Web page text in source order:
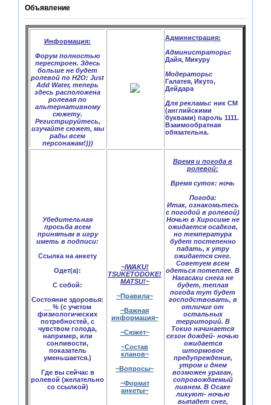
Объявление
Информация:
Форум полностью
перестроен. Здесь
больше не будет
ролевой по H2O: Just
Add Water, теперь
здесь расположена
ролевая по
альтернативному
сюжету.
Регистрируйтесь,
изучайте сюжет, мы
рады всем
персонажам!)))
Администрация:
Администраторы:
Дайя, Микуру
Модераторы:
Галатея, Икуто,
Дейдара
Для рекламы: ник CM
(английскими
буквами) пароль 1111.
Взаимообратная
обязательна.
Убедительная
просьба всем
принятым в игру
иметь в подписи:
Ссылка на анкету
Одет(а):
С собой:
Состояние здоровья:
__ % (с учетом
физиологических
потребностей, с
чувством голода,
например, или
сонливости,
показатель
уменьшается.)
Где вы сейчас в
ролевой (желательно
со ссылкой)
~IWAKU!
TSUKETODOKE!
MATSU!~
~Правила~
~Важная
информация~
~Сюжет~
~Состав
кланов~
~Вопросы~
~Формат
анкеты~
Время и погода в
ролевой:
Время суток: ночь
Погода:
Итак, ознакомьтесь
с погодой в ролевой)
Ночью в Хиросиме не
ожидается осадков,
но температура
будет постепенно
падать, к утру
ожидается снег.
Советуем всем
одеться потеплее. В
Нагасаки снега не
будет, теплая
погода тут будет
господствовать, в
отличие от
остальных
территорий. В
Токио начинается
сезон дождей- ночью
ожидается
штормовое
предупреждение,
утром и днем
возможен ураган,
сопровождаемый
ливнем. В Осаке
ликуют- ночью
выпадет снег,